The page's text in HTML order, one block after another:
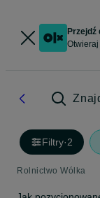
Przejdź
Filtry·2
Rolnictwo Wólka